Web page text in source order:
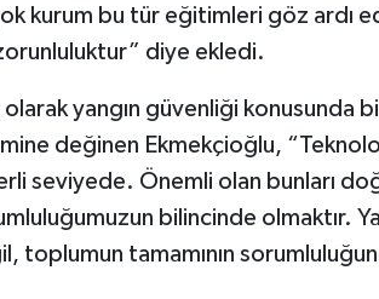
kurum bu tür eğitimleri göz ardı
diye ekledi.
olarak yangın güvenliği konusunda
değinen Ekmekçioğlu,
seviyede. Önemli olan bunları
bilincinde olmaktır.
toplumun tamamının